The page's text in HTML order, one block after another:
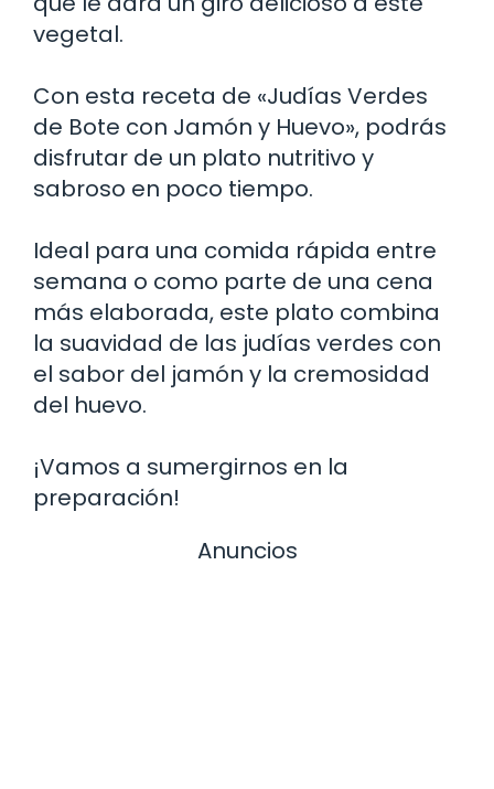
vegetal.
Con esta receta de «Judías Verdes
de Bote con Jamón y Huevo», podrás
disfrutar de un plato nutritivo y
sabroso en poco tiempo.
Ideal para una comida rápida entre
semana o como parte de una cena
más elaborada, este plato combina
la suavidad de las judías verdes con
el sabor del jamón y la cremosidad
del huevo.
¡Vamos a sumergirnos en la
preparación!
Anuncios